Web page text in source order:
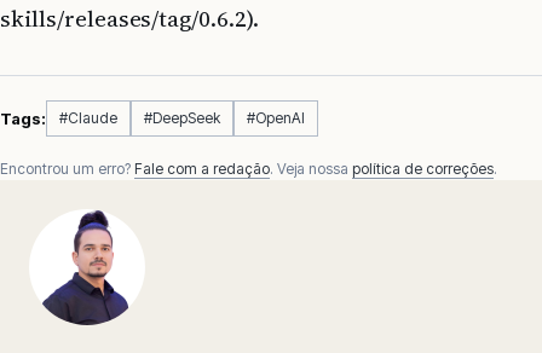
skills/releases/tag/0.6.2).
Tags: #Claude #DeepSeek #OpenAI
Encontrou um erro? Fale com a redação. Veja nossa política de correções.